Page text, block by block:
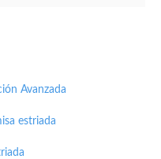
Avanzada
estriada